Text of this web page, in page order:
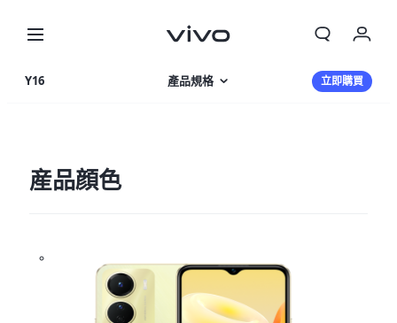
Y16 產品規格 立即購買
産品顔色